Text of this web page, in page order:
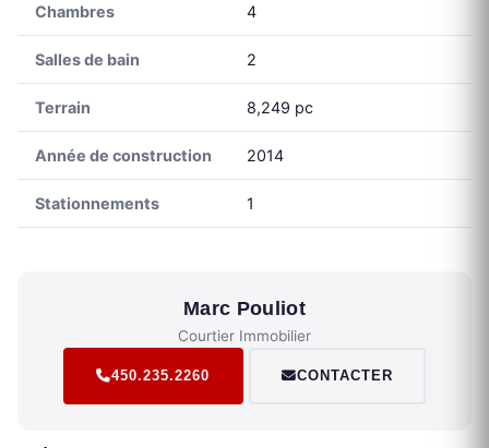
Chambres 4
Salles de bain 2
Terrain 8,249 pc
Année de construction 2014
Stationnements 1
Marc Pouliot
Courtier Immobilier
450.235.2260 CONTACTER